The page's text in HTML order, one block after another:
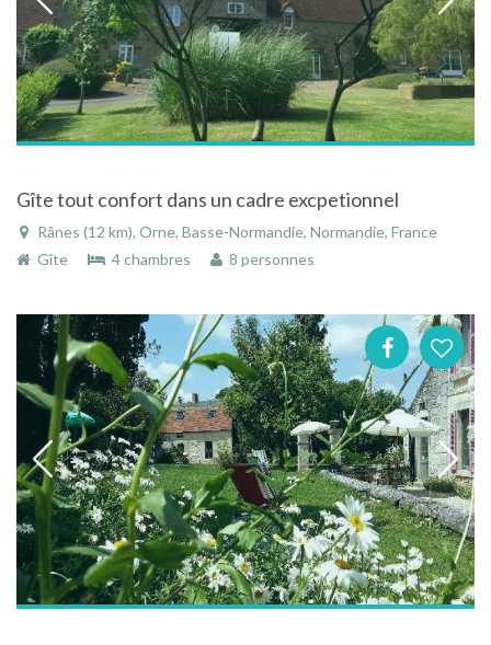
Gîte tout confort dans un cadre excpetionnel
Rânes (12 km), Orne, Basse-Normandie, Normandie, France
Gîte
4 chambres 8 personnes